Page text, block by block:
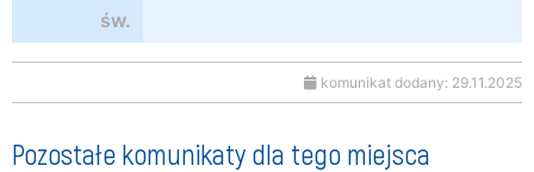
św.
komunikat dodany: 29.11.2025
Pozostałe komunikaty dla tego miejsca